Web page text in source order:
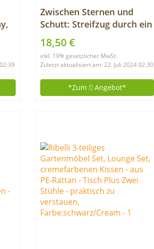
Zwischen Sternen und
Schutt: Streifzug durch ein
unbekanntes Bahia
18,50 €
inkl. 19% gesetzlicher MwSt.
Zuletzt aktualisiert am: 22. Juli 2024 02:30
*Zum Angebot*